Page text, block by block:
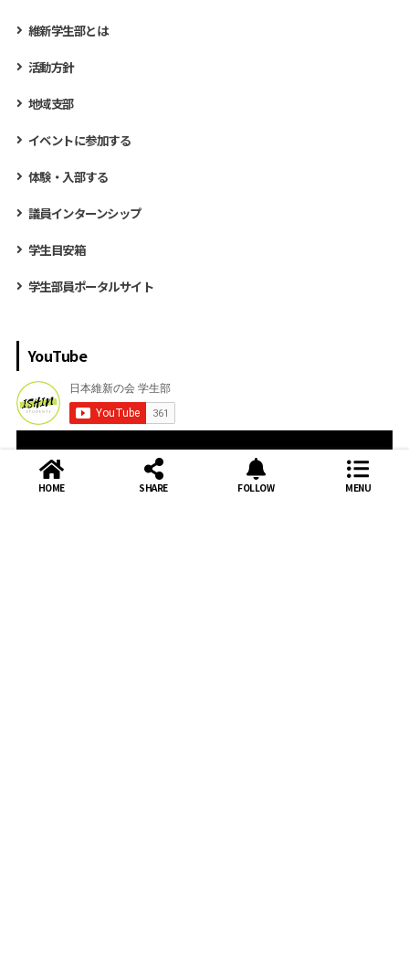
維新学生部とは
活動方針
地域支部
イベントに参加する
体験・入部する
議員インターンシップ
学生目安箱
学生部員ポータルサイト
YouTube
HOME SHARE FOLLOW MENU